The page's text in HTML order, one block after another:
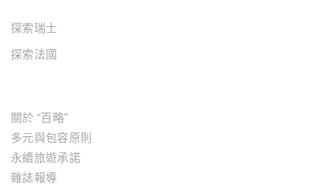
探索瑞士
探索法國
關於 “百略”
多元與包容原則
永續旅遊承諾
雜誌報導